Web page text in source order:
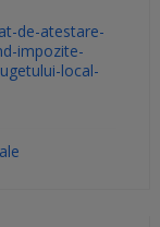
de-atestare-
impozite-
local-